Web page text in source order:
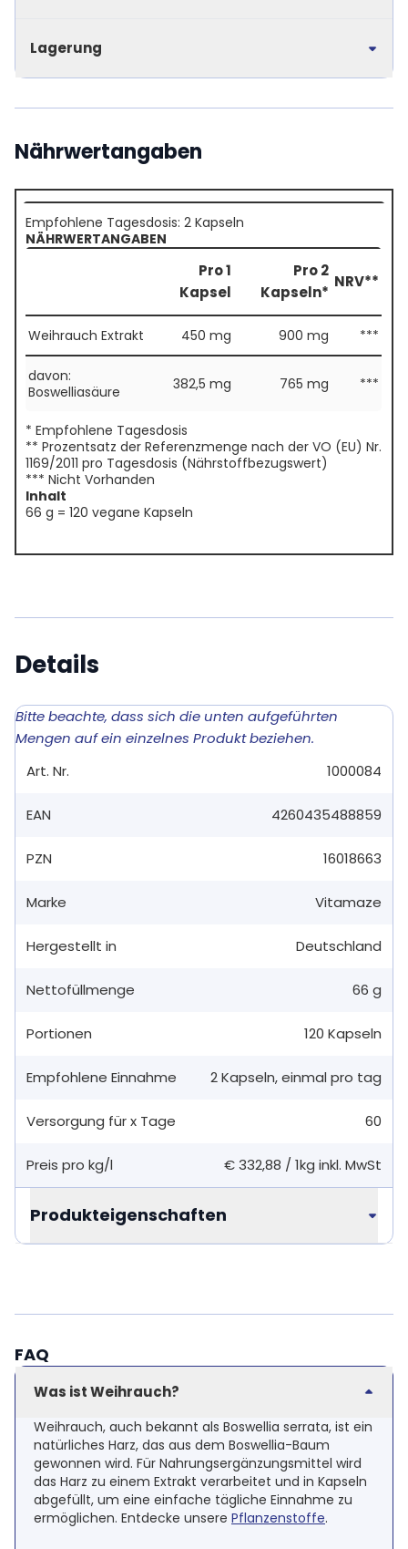
Lagerung
Nährwertangaben
Empfohlene Tagesdosis: 2 Kapseln
NÄHRWERTANGABEN
Pro 1
Kapsel
Pro 2
Kapseln*
NRV**
Weihrauch Extrakt 450 mg 900 mg ***
davon:
Boswelliasäure
382,5 mg 765 mg ***
* Empfohlene Tagesdosis
** Prozentsatz der Referenzmenge nach der VO (EU) Nr.
1169/2011 pro Tagesdosis (Nährstoffbezugswert)
*** Nicht Vorhanden
Inhalt
66 g = 120 vegane Kapseln
Details
Bitte beachte, dass sich die unten aufgeführten
Mengen auf ein einzelnes Produkt beziehen.
Art. Nr.
1000084
EAN 4260435488859
PZN 16018663
Marke Vitamaze
Hergestellt in Deutschland
Nettofüllmenge 66 g
Portionen 120 Kapseln
Empfohlene Einnahme 2Kapseln,einmal pro tag
Versorgung für x Tage 60
Preis pro kg/l € 332,88 / 1kg inkl. MwSt
Produkteigenschaften
FAQ
Was ist Weihrauch?
Weihrauch, auch bekannt als Boswellia serrata, ist ein
natürliches Harz, das aus dem Boswellia-Baum
gewonnen wird. Für Nahrungsergänzungsmittel wird
das Harz zu einem Extrakt verarbeitet und in Kapseln
abgefüllt, um eine einfache tägliche Einnahme zu
ermöglichen. Entdecke unsere Pflanzenstoffe.